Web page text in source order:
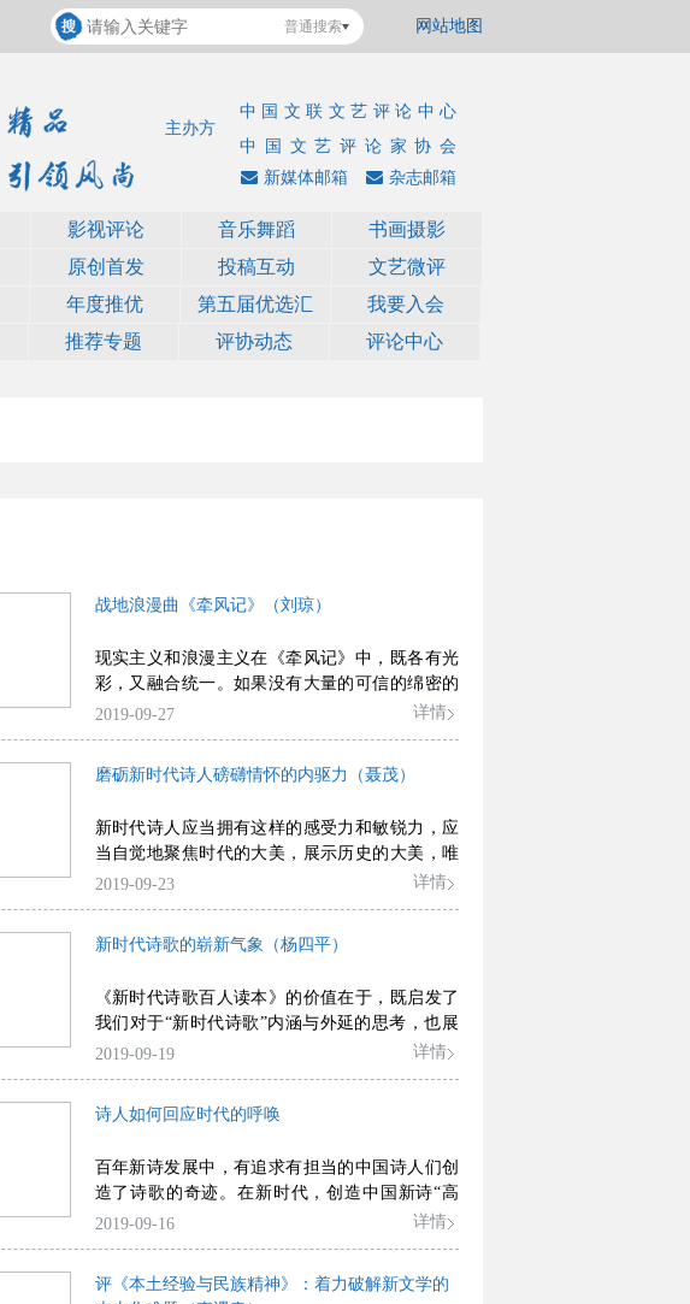
网站地图
普通搜索
中国文联文艺评论中心
中国文艺评论家协会
主办方
杂志邮箱
新媒体邮箱
影视评论 音乐舞蹈
书画摄影
原创首发 投稿互动
文艺微评
年度推优 第五届优选汇 我要入会
推荐专题 评协动态 评论中心
战地浪漫曲《牵风记》（刘琼）
现实主义和浪漫主义在《牵风记》中，既各有光
彩，又融合统一。如果没有大量的可信的绵密的
细节描写，没有具体的人和他们背后的故事，这
2019-09-27 详情
磨砺新时代诗人磅礴情怀的内驱力（聂茂）
新时代诗人应当拥有这样的感受力和敏锐力，应
当自觉地聚焦时代的大美，展示历史的大美，唯
其如此，诗歌才会激荡出一种浩然之气的磅礴力
浊扬清和行之有效的思想武器。
2019-09-23 详情
新时代诗歌的崭新气象（杨四平）
《新时代诗歌百人读本》的价值在于，既启发了
我们对于“新时代诗歌”内涵与外延的思考，也展
现了新时代诗歌的崭新形象，同时还构想了新时
2019-09-19 详情
诗人如何回应时代的呼唤
百年新诗发展中，有追求有担当的中国诗人们创
造了诗歌的奇迹。在新时代，创造中国新诗“高
峰”的希望，仍将寄托在关注时代潜心写作的诗人
2019-09-16 详情
评《本土经验与民族精神》：着力破解新文学的